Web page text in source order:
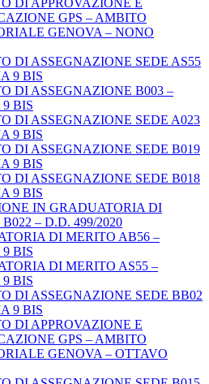
DI APPROVAZIONE E
GPS – AMBITO
GENOVA – NONO
DI ASSEGNAZIONE SEDE AS55
9 BIS
DI ASSEGNAZIONE B003 –
BIS
DI ASSEGNAZIONE SEDE A023
9 BIS
DI ASSEGNAZIONE SEDE B019
9 BIS
DI ASSEGNAZIONE SEDE B018
9 BIS
IN GRADUATORIA DI
– D.D. 499/2020
DI MERITO AB56 –
BIS
DI MERITO AS55 –
BIS
DI ASSEGNAZIONE SEDE BB02
9 BIS
DI APPROVAZIONE E
GPS – AMBITO
GENOVA – OTTAVO